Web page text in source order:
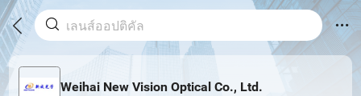
Weihai New Vision Optical Co., Ltd.